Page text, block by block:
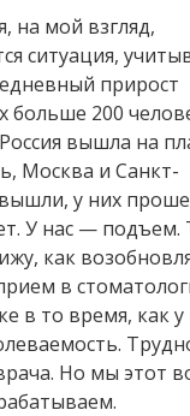
на мой взгляд,
ситуация,
прирост
больше 200
вышла на
Москва и Санкт-
у них
У нас — подъем.
как
в
в то время, как у
Но мы этот